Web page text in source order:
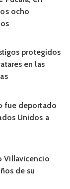
ocho
protegidos
en las
fue deportado
Unidos a
Villavicencio
de su